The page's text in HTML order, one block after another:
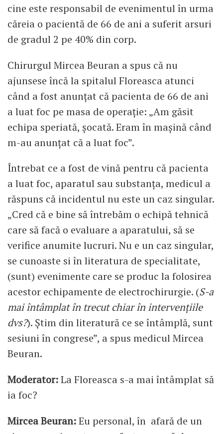
cine este responsabil de evenimentul în urma
căreia o pacientă de 66 de ani a suferit arsuri
de gradul 2 pe 40% din corp.
Chirurgul Mircea Beuran a spus că nu
ajunsese încă la spitalul Floreasca atunci
când a fost anunțat că pacienta de 66 de ani
a luat foc pe masa de operație: „Am găsit
echipa speriată, șocată. Eram în mașină când
m-au anunțat că a luat foc”.
Întrebat ce a fost de vină pentru că pacienta
a luat foc, aparatul sau substanța, medicul a
răspuns că incidentul nu este un caz singular.
„Cred că e bine să întrebăm o echipă tehnică
care să facă o evaluare a aparatului, să se
verifice anumite lucruri. Nu e un caz singular,
se cunoaste si în literatura de specialitate,
(sunt) evenimente care se produc la folosirea
acestor echipamente de electrochirurgie. (S-a
mai întâmplat în trecut chiar în intervențiile
dvs?). Știm din literatură ce se întâmplă, sunt
sesiuni în congrese”, a spus medicul Mircea
Beuran.
Moderator:La Floreasca s-a mai întâmplat să
ia foc?
Mircea Beuran:Eu personal, în afară de un